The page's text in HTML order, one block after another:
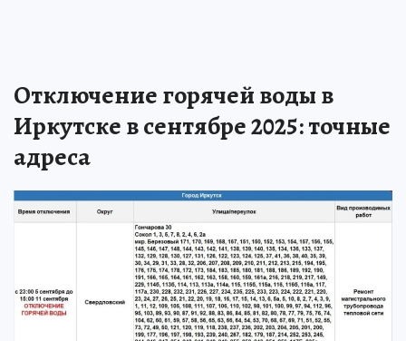
Отключение горячей воды в
Иркутске в сентябре 2025: точные
адреса